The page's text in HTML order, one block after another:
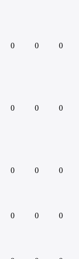
0 0 0
0 0 0
0 0 0
0 0 0